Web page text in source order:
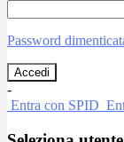
Password
-
Entra con SPID